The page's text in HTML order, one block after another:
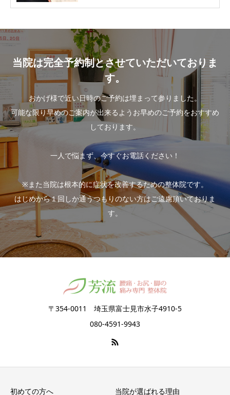
当院は完全予約制とさせていただいておりま
す。
おかげ様で近い日時のご予約は埋まって参りました。
可能な限り早めのご案内が出来るようお早めのご予約をおすすめ
しております。
一人で悩まず、今すぐお電話ください！
※また当院は根本的に症状を改善するための整体院です。
はじめから１回しか通うつもりのない方はご遠慮頂いておりま
す。
〒354-0011 埼玉県富士見市水子4910-5
080-4591-9943
初めての方へ 当院が選ばれる理由